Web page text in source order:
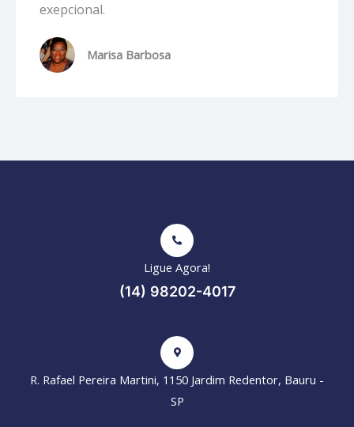
exepcional.
Marisa Barbosa
Ligue Agora!
(14) 98202-4017
R. Rafael Pereira Martini, 1150 Jardim Redentor, Bauru -
SP